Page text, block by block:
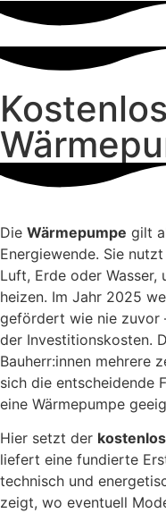
Die Wärmepumpe gilt
Energiewende. Sie
Luft, Erde oder Wasser,
heizen. Im Jahr 2025
gefördert wie nie zuvor
der Investitionskosten.
Bauherr:innen mehrere
sich die entscheidende
eine Wärmepumpe
Hier setzt der
liefert eine fundierte
technisch und
zeigt, wo eventuell